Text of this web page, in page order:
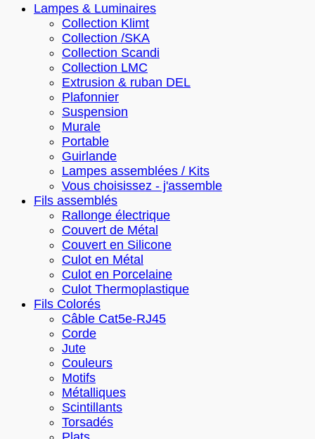
Lampes & Luminaires
Collection Klimt
Collection /SKA
Collection Scandi
Collection LMC
Extrusion & ruban DEL
Plafonnier
Suspension
Murale
Portable
Guirlande
Lampes assemblées / Kits
Vous choisissez - j'assemble
Fils assemblés
Rallonge électrique
Couvert de Métal
Couvert en Silicone
Culot en Métal
Culot en Porcelaine
Culot Thermoplastique
Fils Colorés
Câble Cat5e-RJ45
Corde
Jute
Couleurs
Motifs
Métalliques
Scintillants
Torsadés